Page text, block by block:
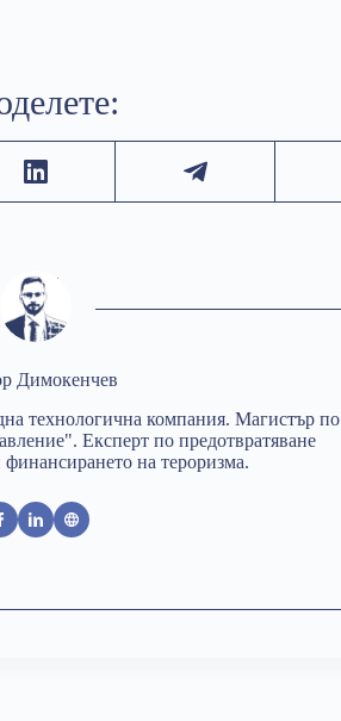
Димокенчев
технологична компания. Магистър по
Експерт по предотвратяване
на тероризма.